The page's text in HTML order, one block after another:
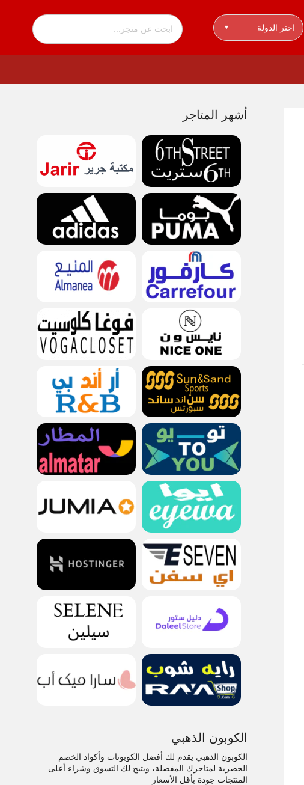
اختر الدولة ▾
أشهر المتاجر
الكوبون الذهبي
الكوبون الذهبي يقدم لك أفضل الكوبونات وأكواد الخصم
الحصرية لمتاجرك المفضلة، ويتيح لك التسوق وشراء أعلى
المنتجات جودة بأقل الأسعار